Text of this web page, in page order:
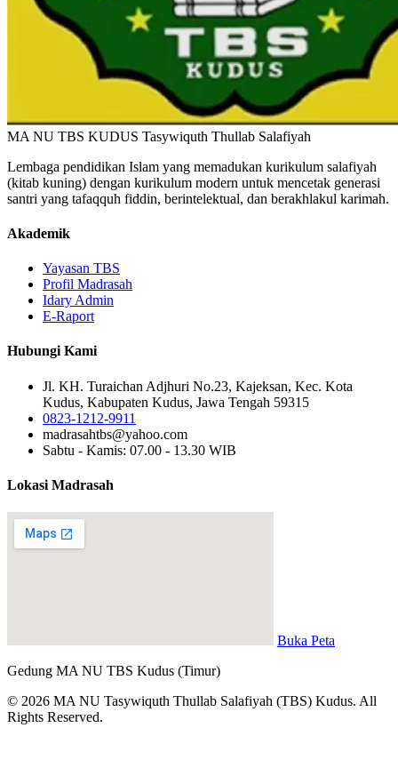
MA NU TBS KUDUS Tasywiquth Thullab Salafiyah
Lembaga pendidikan Islam yang memadukan kurikulum salafiyah
(kitab kuning) dengan kurikulum modern untuk mencetak generasi
santri yang tafaqquh fiddin, berintelektual, dan berakhlakul karimah.
Akademik
Yayasan TBS
Profil Madrasah
Idary Admin
E-Raport
Hubungi Kami
Jl. KH. Turaichan Adjhuri No.23, Kajeksan, Kec. Kota
Kudus, Kabupaten Kudus, Jawa Tengah 59315
0823-1212-9911
madrasahtbs@yahoo.com
Sabtu - Kamis: 07.00 - 13.30 WIB
Lokasi Madrasah
Buka Peta
Gedung MA NU TBS Kudus (Timur)
© 2026 MA NU Tasywiquth Thullab Salafiyah (TBS) Kudus. All
Rights Reserved.